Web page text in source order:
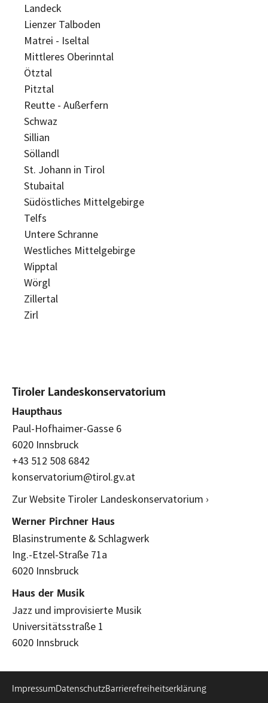
Landeck
Lienzer Talboden
Matrei - Iseltal
Mittleres Oberinntal
Ötztal
Pitztal
Reutte - Außerfern
Schwaz
Sillian
Söllandl
St. Johann in Tirol
Stubaital
Südöstliches Mittelgebirge
Telfs
Untere Schranne
Westliches Mittelgebirge
Wipptal
Wörgl
Zillertal
Zirl
Tiroler Landeskonservatorium
Haupthaus
Paul-Hofhaimer-Gasse 6
6020 Innsbruck
+43 512 508 6842
konservatorium@tirol.gv.at
Zur Website Tiroler Landeskonservatorium ›
Werner Pirchner Haus
Blasinstrumente & Schlagwerk
Ing.-Etzel-Straße 71a
6020 Innsbruck
Haus der Musik
Jazz und improvisierte Musik
Universitätsstraße 1
6020 Innsbruck
ImpressumDatenschutzBarrierefreiheitserklärung